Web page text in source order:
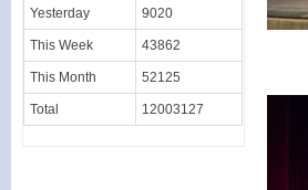
Yesterday 9020
This Week 43862
This Month 52125
Total 12003127